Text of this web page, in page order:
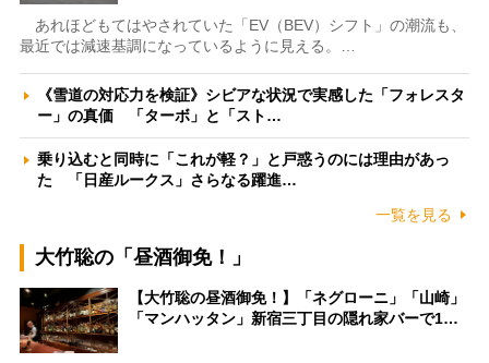
あれほどもてはやされていた「EV（BEV）シフト」の潮流も、
最近では減速基調になっているように見える。…
《雪道の対応力を検証》シビアな状況で実感した「フォレスタ
ー」の真価 「ターボ」と「スト…
乗り込むと同時に「これが軽？」と戸惑うのには理由があっ
た 「日産ルークス」さらなる躍進…
一覧を見る
大竹聡の「昼酒御免！」
【大竹聡の昼酒御免！】「ネグローニ」「山崎」
「マンハッタン」新宿三丁目の隠れ家バーで1…